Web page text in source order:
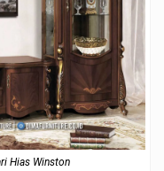
Hias Winston